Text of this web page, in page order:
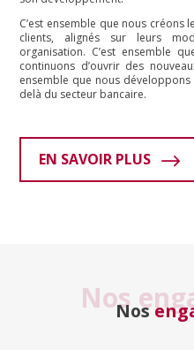
C’est ensemble que nous créons
clients, alignés sur leurs
organisation. C’est ensemble
continuons d’ouvrir des
ensemble que nous
delà du secteur bancaire.
EN SAVOIR PLUS
NosNos